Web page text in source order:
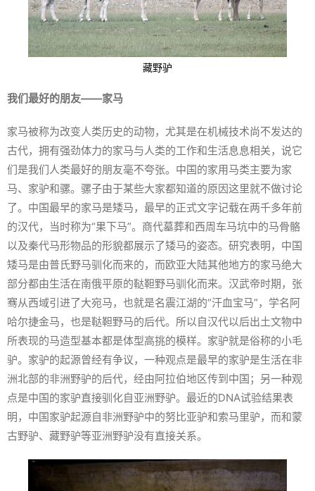
藏野驴
我们最好的朋友——家马
家马被称为改变人类历史的动物，尤其是在机械技术尚不发达的
古代，拥有强劲体力的家马与人类的工作和生活息息相关，说它
们是我们人类最好的朋友毫不夸张。中国的家用马类主要为家
马、家驴和骡。骡子由于某些大家都知道的原因这里就不做讨论
了。中国最早的家马是矮马，最早的正式文字记载在两千多年前
的汉代，当时称为“果下马”。商代墓葬和西周车马坑中的马骨骼
以及秦代马形物品的形貌都展示了矮马的姿态。研究表明，中国
矮马是由普氏野马驯化而来的，而欧亚大陆其他地方的家马绝大
部分都由生活在南俄平原的鞑靼野马驯化而来。汉武帝时期，张
骞从西域引进了大宛马，也就是名震江湖的“汗血宝马”，学名阿
哈尔捷金马，也是鞑靼野马的后代。所以自汉代以后出土文物中
所表现的马造型基本都是体型高挑的模样。家驴就是俗称的小毛
驴。家驴的起源曾经有争议，一种观点是最早的家驴是生活在非
洲北部的非洲野驴的后代，经由阿拉伯地区传到中国；另一种观
点是中国的家驴直接驯化自亚洲野驴。最近的DNA试验结果表
明，中国家驴起源自非洲野驴中的努比亚驴和索马里驴，而和蒙
古野驴、藏野驴等亚洲野驴没有直接关系。